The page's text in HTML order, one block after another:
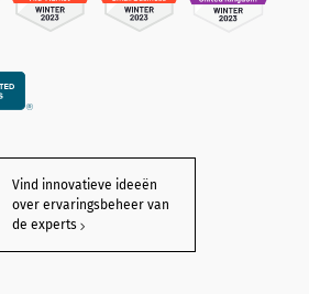
Vind innovatieve ideeën
over ervaringsbeheer van
de experts